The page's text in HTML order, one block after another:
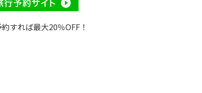
すれば最大20％OFF！